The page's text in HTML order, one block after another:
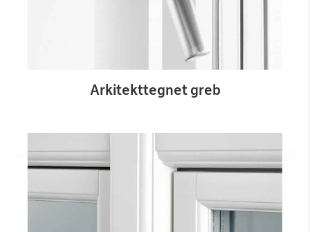
Arkitekttegnet greb